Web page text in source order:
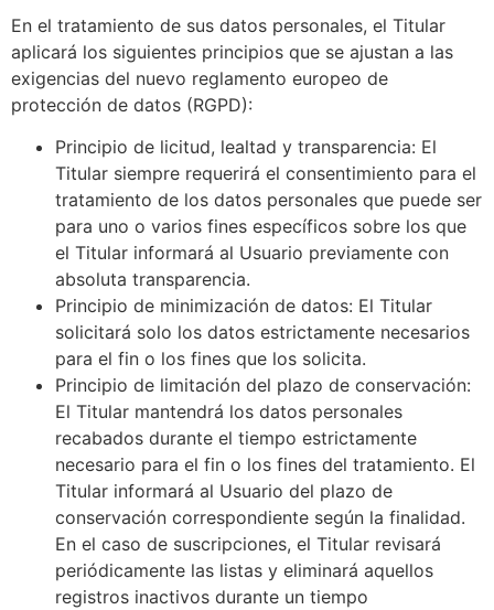
En el tratamiento de sus datos personales, el Titular
aplicará los siguientes principios que se ajustan a las
exigencias del nuevo reglamento europeo de
protección de datos (RGPD):
Principio de licitud, lealtad y transparencia: El
Titular siempre requerirá el consentimiento para el
tratamiento de los datos personales que puede ser
para uno o varios fines específicos sobre los que
el Titular informará al Usuario previamente con
absoluta transparencia.
Principio de minimización de datos: El Titular
solicitará solo los datos estrictamente necesarios
para el fin o los fines que los solicita.
Principio de limitación del plazo de conservación:
El Titular mantendrá los datos personales
recabados durante el tiempo estrictamente
necesario para el fin o los fines del tratamiento. El
Titular informará al Usuario del plazo de
conservación correspondiente según la finalidad.
En el caso de suscripciones, el Titular revisará
periódicamente las listas y eliminará aquellos
registros inactivos durante un tiempo